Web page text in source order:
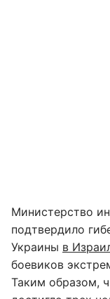
Министерство
подтвердило
Украины в
боевиков
Таким образом,